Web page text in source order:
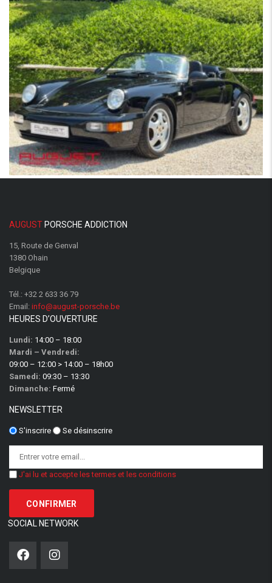
AUGUST PORSCHE ADDICTION
15, Route de Genval
1380 Ohain
Belgique
Tél.: +32 2 633 36 79
Email: info@august-porsche.be
HEURES D’OUVERTURE
Lundi: 14:00 – 18:00
Mardi – Vendredi:
09:00 – 12:00 > 14:00 – 18h00
Samedi: 09:30 – 13:30
Dimanche: Fermé
NEWSLETTER
S'inscrire Se désinscrire
J'ai lu et accepte les termes et les conditions
SOCIAL NETWORK